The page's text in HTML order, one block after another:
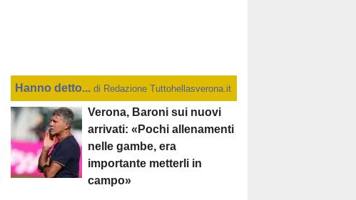
Hanno detto... di Redazione Tuttohellasverona.it
Verona, Baroni sui nuovi
arrivati: «Pochi allenamenti
nelle gambe, era
importante metterli in
campo»